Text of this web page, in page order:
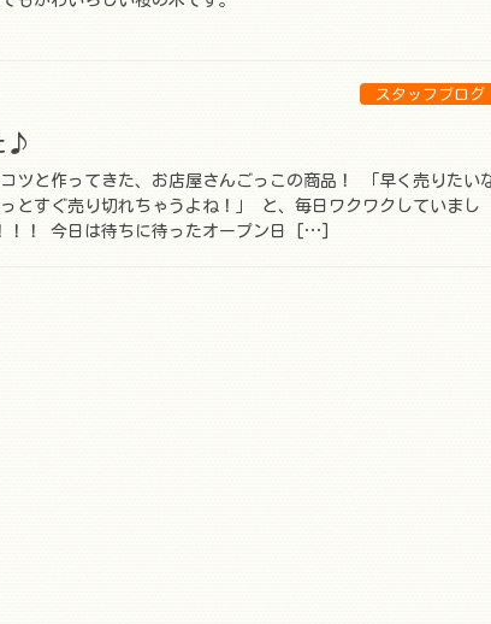
スタッフブログ
♪
ツと作ってきた、お店屋さんごっこの商品！ 「早く売りたい
とすぐ売り切れちゃうよね！」 と、毎日ワクワクしていまし
！！ 今日は待ちに待ったオープン日 […]